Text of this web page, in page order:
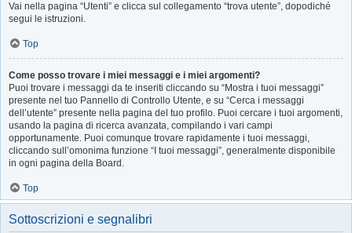
Vai nella pagina “Utenti” e clicca sul collegamento “trova utente”, dopodiché
segui le istruzioni.
Top
Come posso trovare i miei messaggi e i miei argomenti?
Puoi trovare i messaggi da te inseriti cliccando su “Mostra i tuoi messaggi”
presente nel tuo Pannello di Controllo Utente, e su “Cerca i messaggi
dell’utente” presente nella pagina del tuo profilo. Puoi cercare i tuoi argomenti,
usando la pagina di ricerca avanzata, compilando i vari campi
opportunamente. Puoi comunque trovare rapidamente i tuoi messaggi,
cliccando sull’omonima funzione “I tuoi messaggi”, generalmente disponibile
in ogni pagina della Board.
Top
Sottoscrizioni e segnalibri